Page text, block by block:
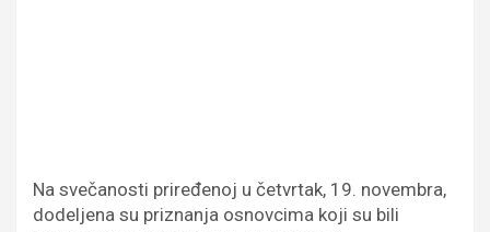
Na svečanosti priređenoj u četvrtak, 19. novembra,
dodeljena su priznanja osnovcima koji su bili